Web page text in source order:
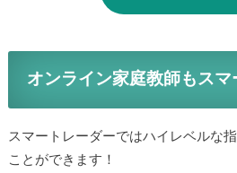
オンライン家庭教師もスマ
スマートレーダーではハイレベルな
ことができます！